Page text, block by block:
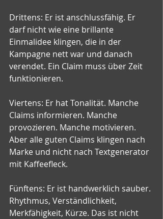
Drittens: Er ist anschlussfähig. Er
darf nicht wie eine brillante
Einmalidee klingen, die in der
Kampagne nett war und danach
verendet. Ein Claim muss über Zeit
funktionieren.
Viertens: Er hat Tonalität. Manche
Claims informieren. Manche
provozieren. Manche motivieren.
Aber alle guten Claims klingen nach
Marke und nicht nach Textgenerator
mit Kaffeefleck.
Fünftens: Er ist handwerklich sauber.
Rhythmus, Verständlichkeit,
Merkfähigkeit, Kürze. Das ist nicht